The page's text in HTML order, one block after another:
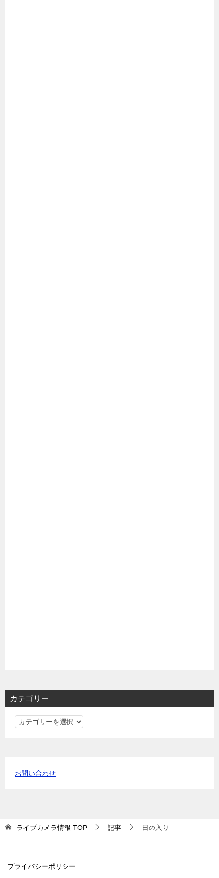
カテゴリー
カ
ー
お問い合わせ
ライブカメラ情報 TOP 記事 日の入り
プライバシーポリシー